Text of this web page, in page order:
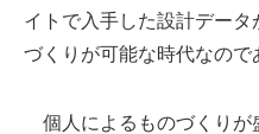
イトで入手した設計デー
づくりが可能な時代なので
個人によるものづくりが